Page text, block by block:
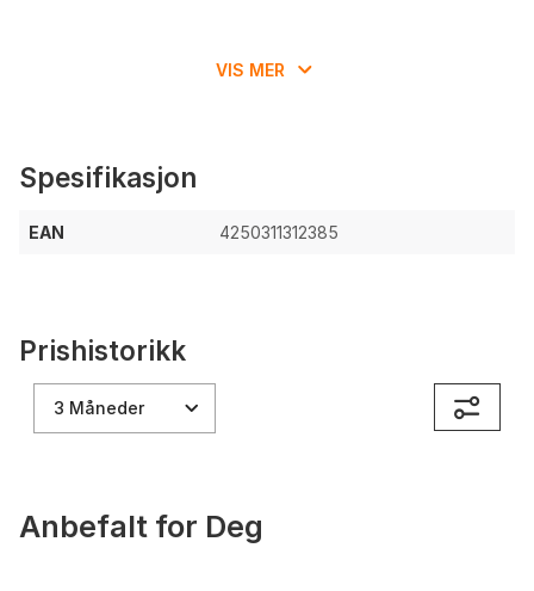
VIS MER
Spesifikasjon
EAN 4250311312385
Prishistorikk
3 Måneder
Anbefalt for Deg